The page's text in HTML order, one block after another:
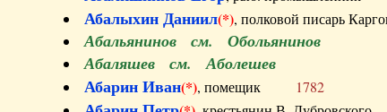
Абалыхин Даниил(*), полковой писарь
Абальянинов см. Обольянинов
Абаляшев см. Аболешев
Абарин Иван(*), помещик 1782